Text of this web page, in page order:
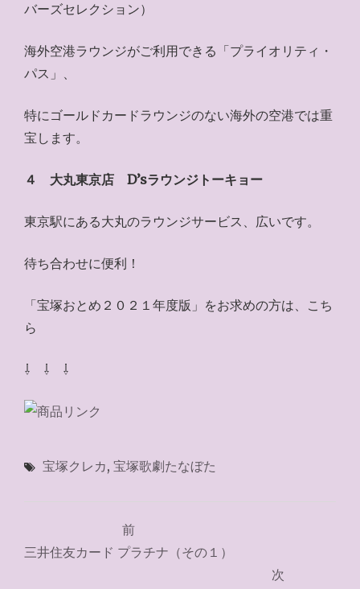
バーズセレクション）
海外空港ラウンジがご利用できる「プライオリティ・
パス」、
特にゴールドカードラウンジのない海外の空港では重
宝します。
４ 大丸東京店 D’sラウンジトーキョー
東京駅にある大丸のラウンジサービス、広いです。
待ち合わせに便利！
「宝塚おとめ２０２１年度版」をお求めの方は、こち
ら
⇩ ⇩ ⇩
宝塚クレカ, 宝塚歌劇たなぼた
稿
前
三井住友カード プラチナ（その１）
次